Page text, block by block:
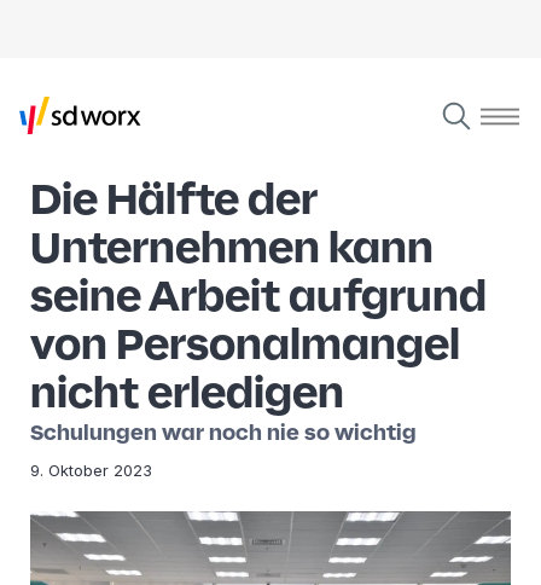
Die Hälfte der
Unternehmen kann
seine Arbeit aufgrund
von Personalmangel
nicht erledigen
Schulungen war noch nie so wichtig
9. Oktober 2023